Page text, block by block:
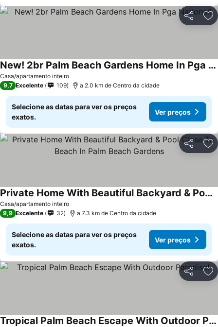
Partilhar
Casa/apartamento inteiro
New! 2br Palm Beach Gardens Home In Pga National!
9,7 Excelente 109 a 2.0 km de Centro da cidade
Selecione as datas para ver os preços
exatos.
Ver preços
Partilhar
Casa/apartamento inteiro
Private Home With Beautiful Backyard & Pool Close To Beach In Palm Beach Gardens
9,9 Excelente 32 a 7.3 km de Centro da cidade
Selecione as datas para ver os preços
exatos.
Ver preços
Partilhar
Tropical Palm Beach Escape With Outdoor Paradise!